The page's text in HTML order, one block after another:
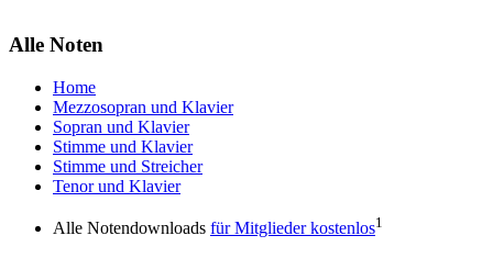
Alle Noten
Home
Mezzosopran und Klavier
Sopran und Klavier
Stimme und Klavier
Stimme und Streicher
Tenor und Klavier
Alle Notendownloads für Mitglieder kostenlos1